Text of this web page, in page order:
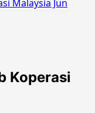
Malaysia Jun
Koperasi